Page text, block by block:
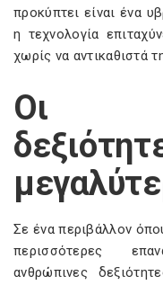
προκύπτει είναι ένα
η τεχνολογία
χωρίς να αντικαθιστά
Οι
Σε ένα περιβάλλον
περισσότερες
ανθρώπινες